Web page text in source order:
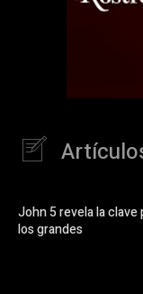
John 5 revela la
los grandes